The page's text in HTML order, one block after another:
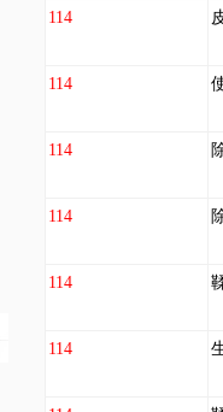
114
114
114
114
114
114